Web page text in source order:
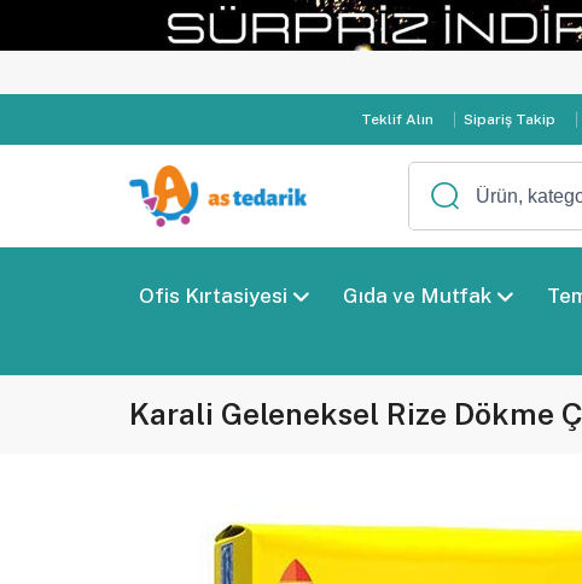
Teklif Alın Sipariş Takip
Ofis Kırtasiyesi Gıda ve Mutfak
Karali Geleneksel Rize Dökme